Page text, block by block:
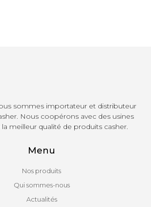
sommes importateur et distributeur
Nous coopérons avec des usines
meilleur qualité de produits casher.
Menu
Nos produits
Qui sommes-nous
Actualités